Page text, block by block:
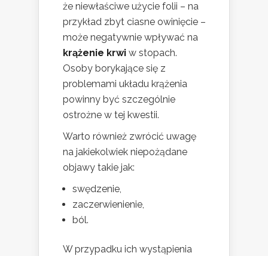
że niewłaściwe użycie folii – na
przykład zbyt ciasne owinięcie –
może negatywnie wpływać na
krążenie krwi w stopach.
Osoby borykające się z
problemami układu krążenia
powinny być szczególnie
ostrożne w tej kwestii.
Warto również zwrócić uwagę
na jakiekolwiek niepożądane
objawy takie jak:
swędzenie,
zaczerwienienie,
ból.
W przypadku ich wystąpienia